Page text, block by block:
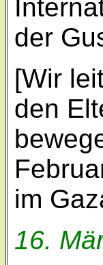
der
[Wir
den
im
16.